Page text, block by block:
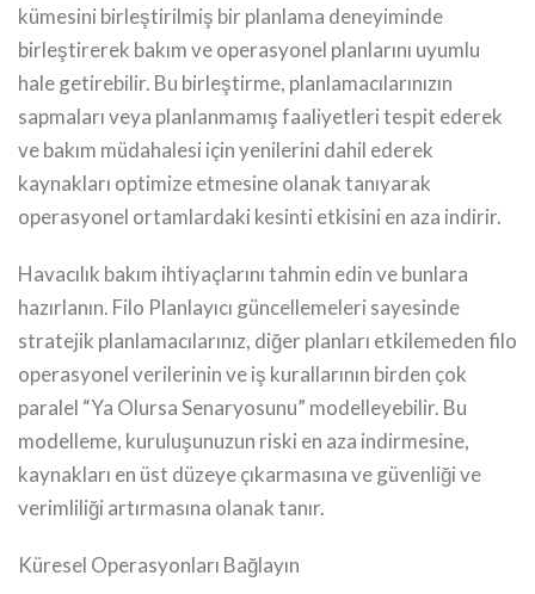
kümesini birleştirilmiş bir planlama deneyiminde
birleştirerek bakım ve operasyonel planlarını uyumlu
hale getirebilir. Bu birleştirme, planlamacılarınızın
sapmaları veya planlanmamış faaliyetleri tespit ederek
ve bakım müdahalesi için yenilerini dahil ederek
kaynakları optimize etmesine olanak tanıyarak
operasyonel ortamlardaki kesinti etkisini en aza indirir.
Havacılık bakım ihtiyaçlarını tahmin edin ve bunlara
hazırlanın. Filo Planlayıcı güncellemeleri sayesinde
stratejik planlamacılarınız, diğer planları etkilemeden filo
operasyonel verilerinin ve iş kurallarının birden çok
paralel “Ya Olursa Senaryosunu” modelleyebilir. Bu
modelleme, kuruluşunuzun riski en aza indirmesine,
kaynakları en üst düzeye çıkarmasına ve güvenliği ve
verimliliği artırmasına olanak tanır.
Küresel Operasyonları Bağlayın